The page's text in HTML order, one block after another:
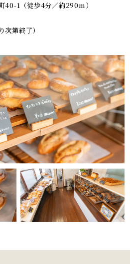
40-1 （徒歩4分／約290m）
第終了）